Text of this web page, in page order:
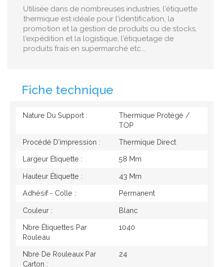
Utilisée dans de nombreuses industries, l'étiquette
thermique est idéale pour l'identification, la
promotion et la gestion de produits ou de stocks,
l'expédition et la logistique, l'étiquetage de
produits frais en supermarché etc...
Fiche technique
Nature Du Support :
Thermique Protégé /
TOP
Procédé D'impression : Thermique Direct
Largeur Étiquette : 58 Mm
Hauteur Étiquette : 43 Mm
Adhésif - Colle : Permanent
Couleur : Blanc
Nbre Étiquettes Par
Rouleau
1040
Nbre De Rouleaux Par
Carton :
24